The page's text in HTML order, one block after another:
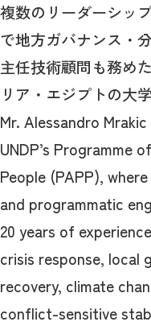
複数のリーダーシッ
で地方ガバナンス・
主任技術顧問も務め
リア・エジプトの大
Mr. Alessandro
UNDP’s Programme
People (PAPP),
and programmatic
20 years of
crisis response, local
recovery, climate
conflict-sensitive